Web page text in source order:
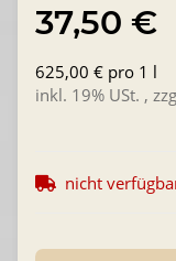
37,50 €
625,00 € pro 1 l
inkl. 19% USt. ,
nicht